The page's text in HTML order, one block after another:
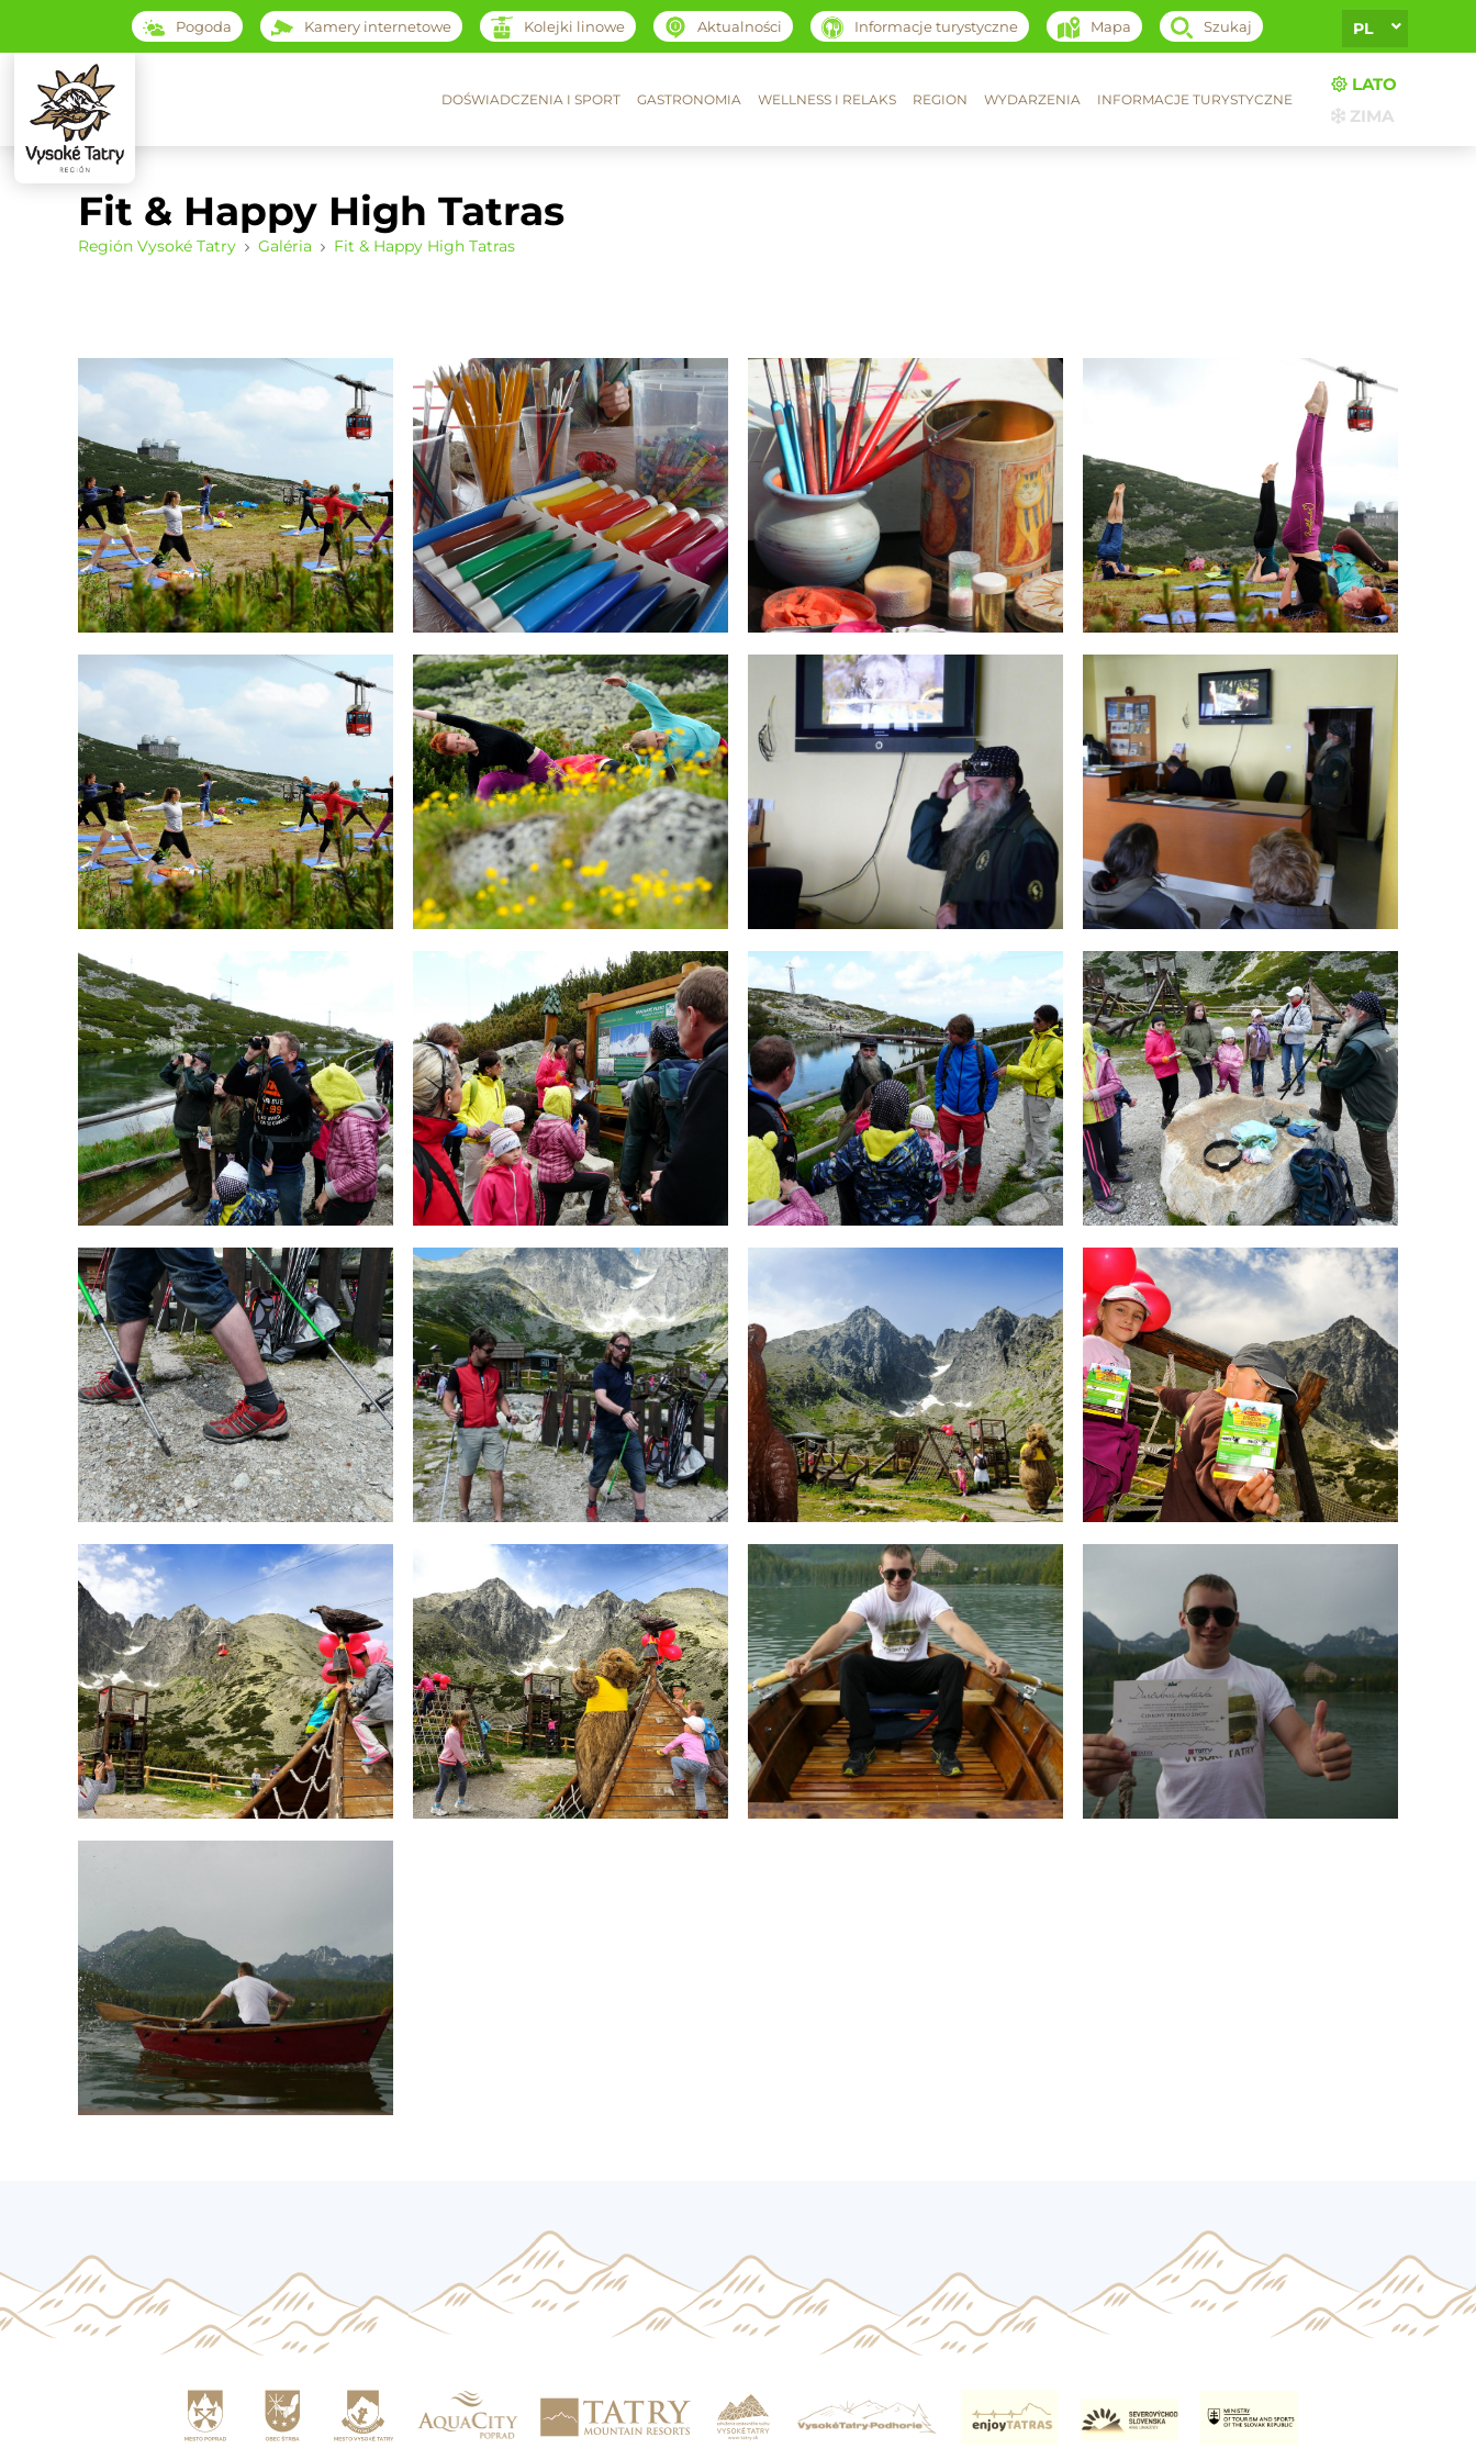
Pogoda Kamery internetowe Kolejki linowe Aktualności Informacje turystyczne Mapa Szukaj PL
DOŚWIADCZENIA I SPORT GASTRONOMIA WELLNESS I RELAKS REGION WYDARZENIA INFORMACJE TURYSTYCZNE
LATO
ZIMA
Fit & Happy High Tatras
Región Vysoké Tatry Galéria Fit & Happy High Tatras